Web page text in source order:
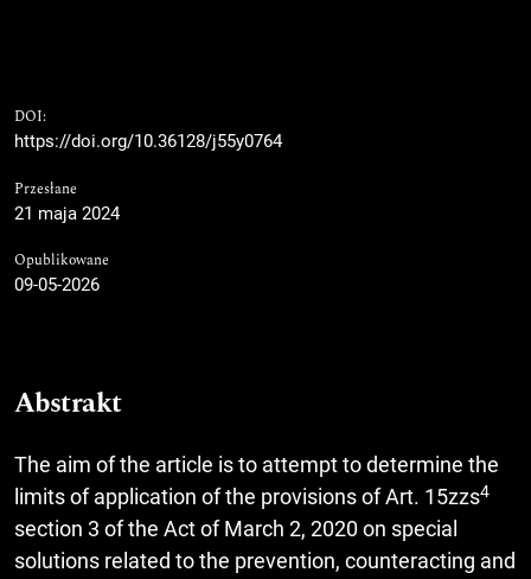
DOI:
https://doi.org/10.36128/j55y0764
Przesłane
21 maja 2024
Opublikowane
09-05-2026
Abstrakt
The aim of the article is to attempt to determine the
limits of application of the provisions of Art. 15zzs4
section 3 of the Act of March 2, 2020 on special
solutions related to the prevention, counteracting and